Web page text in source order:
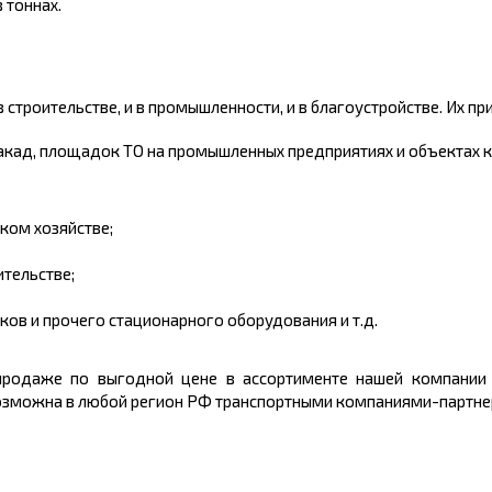
тоннах.
и в промышленности, и в благоустройстве. Их
площадок ТО на промышленных предприятиях и объектах
хозяйстве;
и прочего стационарного оборудования и т.д.
по выгодной цене в ассортименте нашей
в любой регион РФ транспортными компаниями-